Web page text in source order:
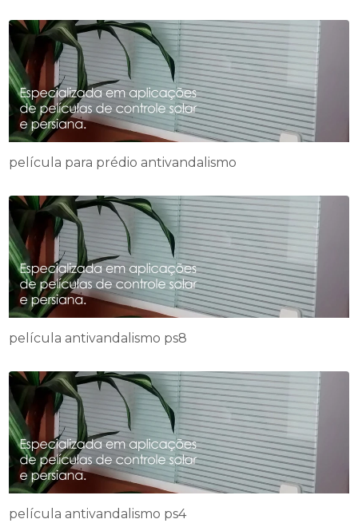
película para prédio antivandalismo
película antivandalismo ps8
película antivandalismo ps4